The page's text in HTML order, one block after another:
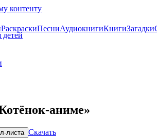
контенту
РаскраскиПесниАудиокнигиКнигиЗагадки
детей
аниме»
листа Скачать